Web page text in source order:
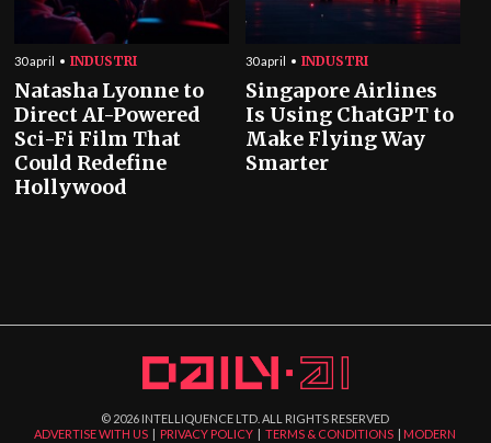
30 april INDUSTRI
Natasha Lyonne to
Direct AI-Powered
Sci-Fi Film That
Could Redefine
Hollywood
30 april INDUSTRI
Singapore Airlines
Is Using ChatGPT to
Make Flying Way
Smarter
© 2026 INTELLIQUENCE LTD. ALL RIGHTS RESERVED
ADVERTISE WITH US | PRIVACY POLICY |TERMS & CONDITIONS | MODERN